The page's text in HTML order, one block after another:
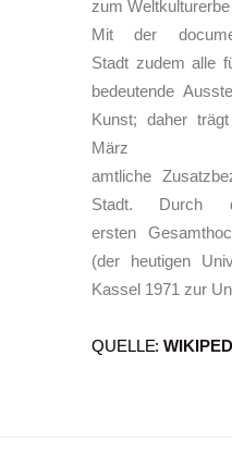
zum
Mit der
Stadt zudem alle
bedeutende
Kunst; daher
März
amtliche
Stadt. Durch
ersten
(der heutigen
Kassel 1971 zur
QUELLE: